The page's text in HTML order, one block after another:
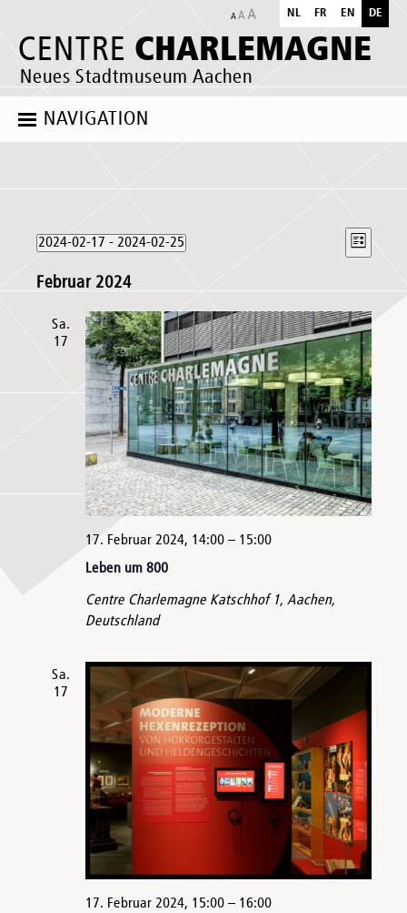
CENTRE CHARLEMAGNE
Neues Stadtmuseum Aachen
NL FR EN DE
NAVIGATION
Veranstaltungen Liste
2024-02-17 - 2024-02-25
wählen.
Februar 2024
Sa.
17
Leben um 800
17. Februar 2024, 14:00– 15:00
Centre Charlemagne Katschhof 1, Aachen,
Deutschland
Sa.
17
17. Februar 2024, 15:00– 16:00